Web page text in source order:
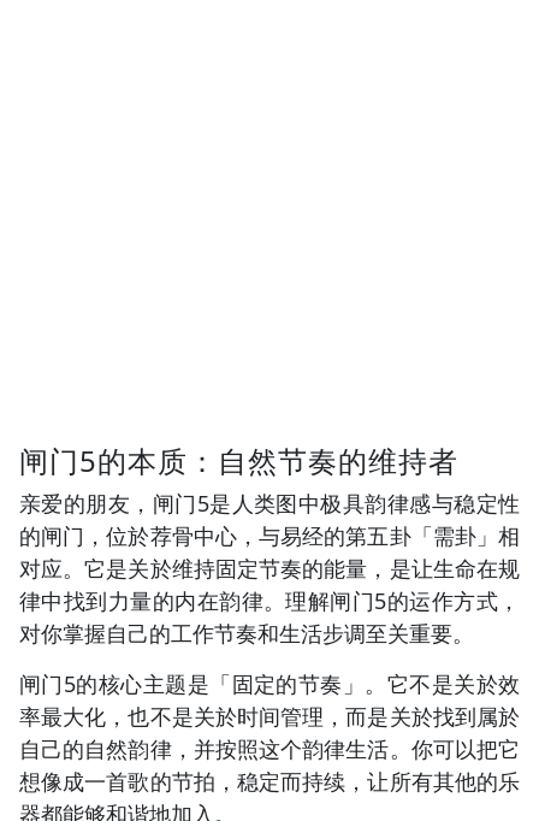
闸门5的本质：自然节奏的维持者
亲爱的朋友，闸门5是人类图中极具韵律感与稳定性
的闸门，位於荐骨中心，与易经的第五卦「需卦」相
对应。它是关於维持固定节奏的能量，是让生命在规
律中找到力量的内在韵律。理解闸门5的运作方式，
对你掌握自己的工作节奏和生活步调至关重要。
闸门5的核心主题是「固定的节奏」。它不是关於效
率最大化，也不是关於时间管理，而是关於找到属於
自己的自然韵律，并按照这个韵律生活。你可以把它
想像成一首歌的节拍，稳定而持续，让所有其他的乐
器都能够和谐地加入。